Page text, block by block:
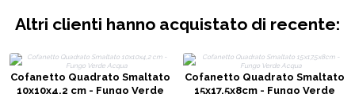
Altri clienti hanno acquistato di recente:
Cofanetto Quadrato Smaltato
10x10x4,2 cm - Fungo Verde
Cofanetto Quadrato Smaltato
15x17,5x8cm - Fungo Verde